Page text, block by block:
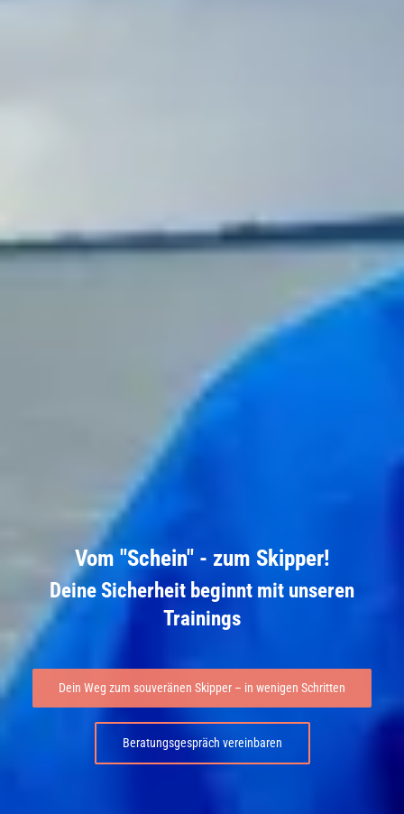
Vom "Schein" - zum Skipper!
Deine Sicherheit beginnt mit unseren
Trainings
Dein Weg zum souveränen Skipper – in wenigen Schritten
Beratungsgespräch vereinbaren